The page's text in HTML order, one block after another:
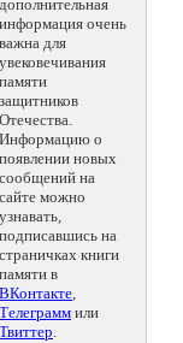
дополнительная
информация очень
важна для
увековечивания
памяти
защитников
Отечества.
Информацию о
появлении новых
сообщений на
сайте можно
узнавать,
подписавшись на
страничках книги
памяти в
ВКонтакте,
Телеграмм или
Твиттер.